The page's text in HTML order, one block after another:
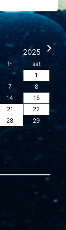
2025
fri
sat
1
7
8
14
15
21
22
28
29